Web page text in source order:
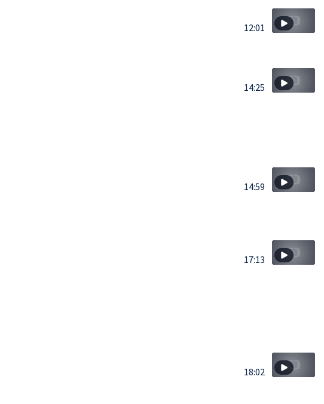
12:01
14:25
14:59
17:13
18:02